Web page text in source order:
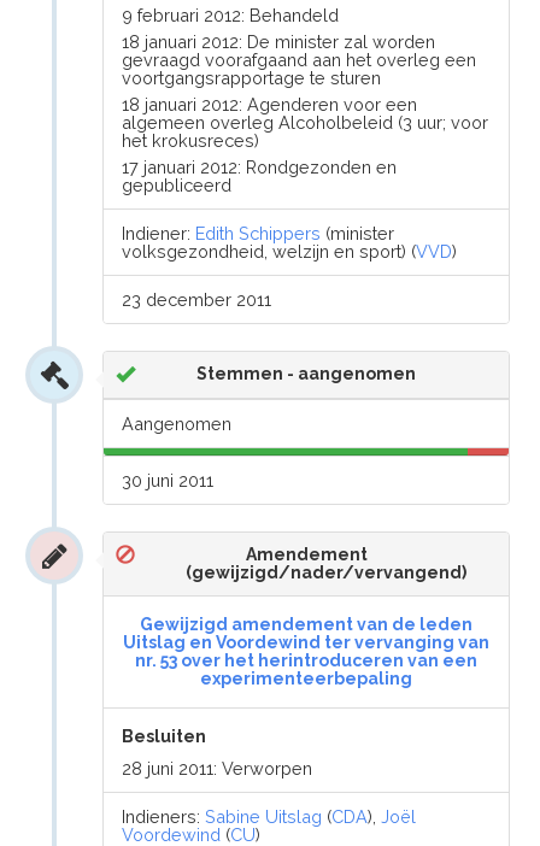
9 februari 2012: Behandeld
18 januari 2012: De minister zal worden
gevraagd voorafgaand aan het overleg een
voortgangsrapportage te sturen
18 januari 2012: Agenderen voor een
algemeen overleg Alcoholbeleid (3 uur; voor
het krokusreces)
17 januari 2012: Rondgezonden en
gepubliceerd
Indiener: Edith Schippers (minister
volksgezondheid, welzijn en sport) (VVD)
23 december 2011
Stemmen - aangenomen
Aangenomen
30 juni 2011
Amendement
(gewijzigd/nader/vervangend)
Gewijzigd amendement van de leden
Uitslag en Voordewind ter vervanging van
nr. 53 over het herintroduceren van een
experimenteerbepaling
Besluiten
28 juni 2011: Verworpen
Indieners:Sabine Uitslag (CDA),Joël
Voordewind (CU)